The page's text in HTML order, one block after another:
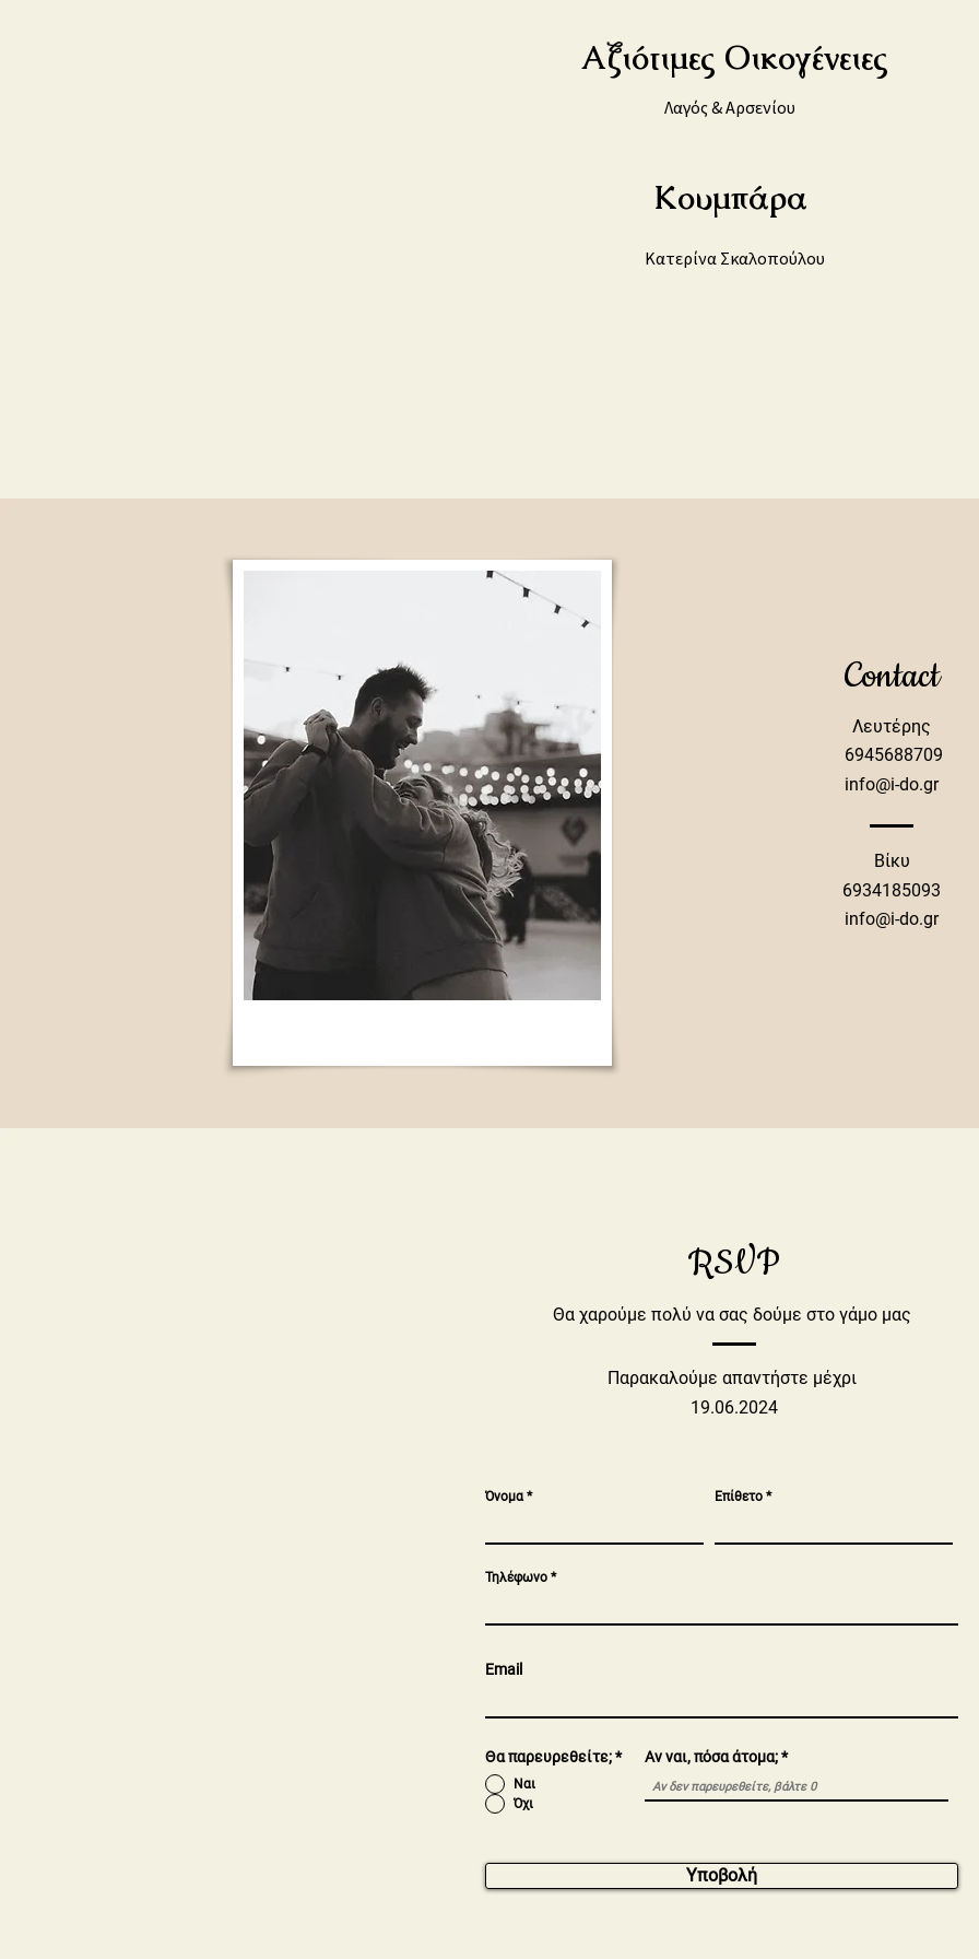
Αξιότιμες Οικογένειες
Λαγός & Αρσενίου
Κουμπάρα
Κατερίνα Σκαλοπούλου
Contact
Λευτέρης
​ 6945688709
info@i-do.gr
Βίκυ
6934185093
info@i-do.gr
RSVP
Θα χαρούμε πολύ να σας δούμε στο γάμο μας
Παρακαλούμε απαντήστε μέχρι
19.06.2024
Όνομα Επίθετο
Τηλέφωνο
Email
Θα παρευρεθείτε;*
Ναι
Όχι
Αν ναι, πόσα άτομα;
Υποβολή